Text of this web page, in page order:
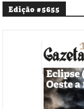
Edição #5655